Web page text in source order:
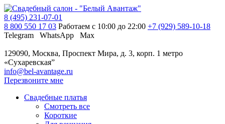
8 (495) 231-07-01
8 800 550 17 03 Работаем с 10:00 до 22:00 +7 (929) 589-10-18
Telegram
WhatsApp Max
129090, Москва, Проспект Мира, д. 3, корп. 1 метро
«Сухаревская”
info@bel-avantage.ru
Перезвоните мне
Свадебные платья
Смотреть все
Короткие